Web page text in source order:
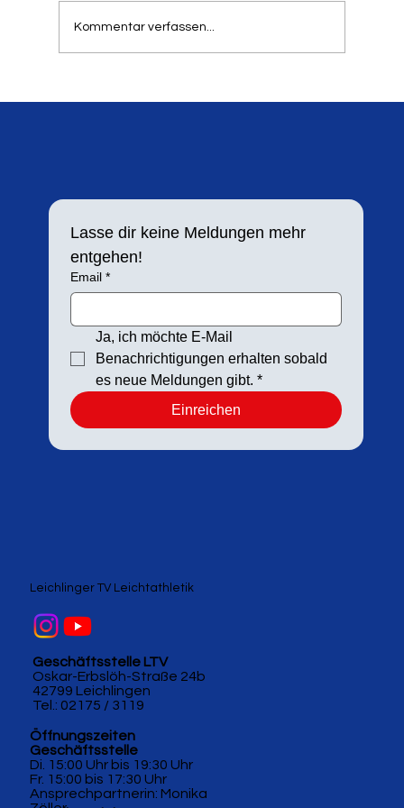
Kommentar verfassen...
Lasse dir keine Meldungen mehr
entgehen!
Email *
Ja, ich möchte E-Mail
Benachrichtigungen erhalten sobald
es neue Meldungen gibt. *
Einreichen
Geschäftsstelle LTV
Oskar-Erbslöh-Straße 24b
42799 Leichlingen
Tel.: 02175 / 3119
Öffnungszeiten
Geschäftsstelle
Di. 15:00 Uhr bis 19:30 Uhr
Fr. 15:00 bis 17:30 Uhr
Ansprechpartnerin: Monika
Leichlinger TV Leichtathletik